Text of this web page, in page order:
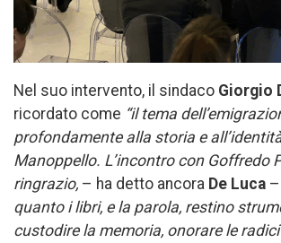
Nel suo intervento, il sindaco Giorgio
ricordato come “il tema
profondamente alla storia e
Manoppello. L’incontro con Goffredo
ringrazio, – ha detto ancora De Luca –
quanto i libri, e la parola, restino
custodire la memoria, onorare le